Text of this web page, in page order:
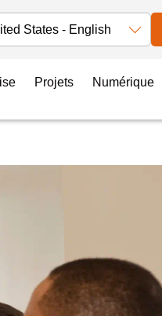
Localisation des bureaux
Projets Numérique